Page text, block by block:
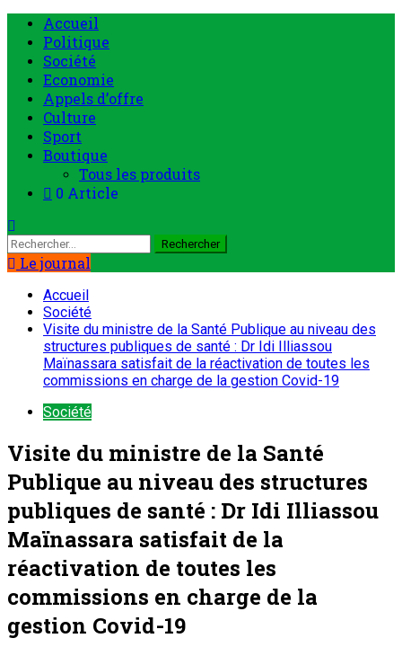
Menu
principal
Accueil
Politique
Société
Economie
Appels d’offre
Culture
Sport
Boutique
Tous les produits
0 Article
Rechercher :
Le journal
Accueil
Société
Visite du ministre de la Santé Publique au niveau des
structures publiques de santé : Dr Idi Illiassou
Maïnassara satisfait de la réactivation de toutes les
commissions en charge de la gestion Covid-19
Société
Visite du ministre de la Santé
Publique au niveau des structures
publiques de santé : Dr Idi Illiassou
Maïnassara satisfait de la
réactivation de toutes les
commissions en charge de la
gestion Covid-19